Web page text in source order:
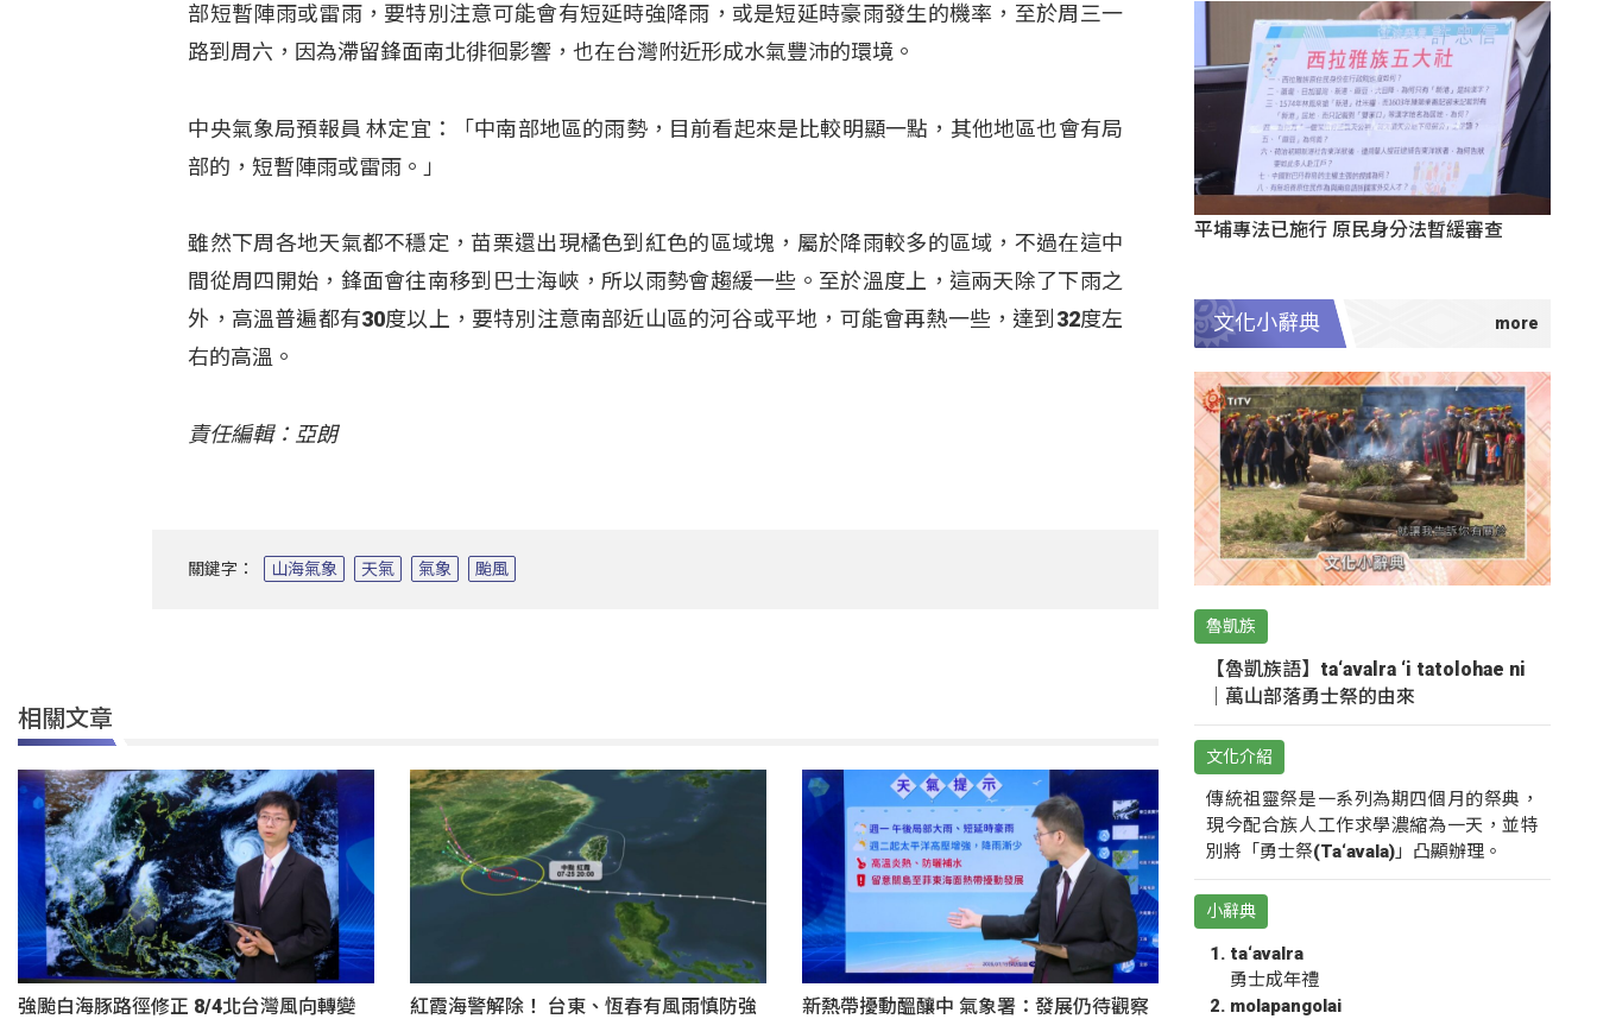
部短暫陣雨或雷雨，要特別注意可能會有短延時強降雨，或是短延時豪雨發生的機率，至於周三一
路到周六，因為滯留鋒面南北徘徊影響，也在台灣附近形成水氣豐沛的環境。
中央氣象局預報員 林定宜：「中南部地區的雨勢，目前看起來是比較明顯一點，其他地區也會有局
部的，短暫陣雨或雷雨。」
雖然下周各地天氣都不穩定，苗栗還出現橘色到紅色的區域塊，屬於降雨較多的區域，不過在這中
間從周四開始，鋒面會往南移到巴士海峽，所以雨勢會趨緩一些。至於溫度上，這兩天除了下雨之
外，高溫普遍都有30度以上，要特別注意南部近山區的河谷或平地，可能會再熱一些，達到32度左
右的高溫。
責任編輯：亞朗
關鍵字： 山海氣象 天氣 氣象 颱風
相關文章
強颱白海豚路徑修正 8/4北台灣風向轉變
紅霞海警解除！ 台東、恆春有風雨慎防強
新熱帶擾動醞釀中 氣象署：發展仍待觀察
平埔專法已施行 原民身分法暫緩審查
文化小辭典
魯凱族
【魯凱族語】ta‘avalra ‘i tatolohae ni
｜萬山部落勇士祭的由來
文化介紹
傳統祖靈祭是一系列為期四個月的祭典，
現今配合族人工作求學濃縮為一天，並特
別將「勇士祭(Ta‘avala)」凸顯辦理。
小辭典
ta‘avalra
勇士成年禮
molapangolai